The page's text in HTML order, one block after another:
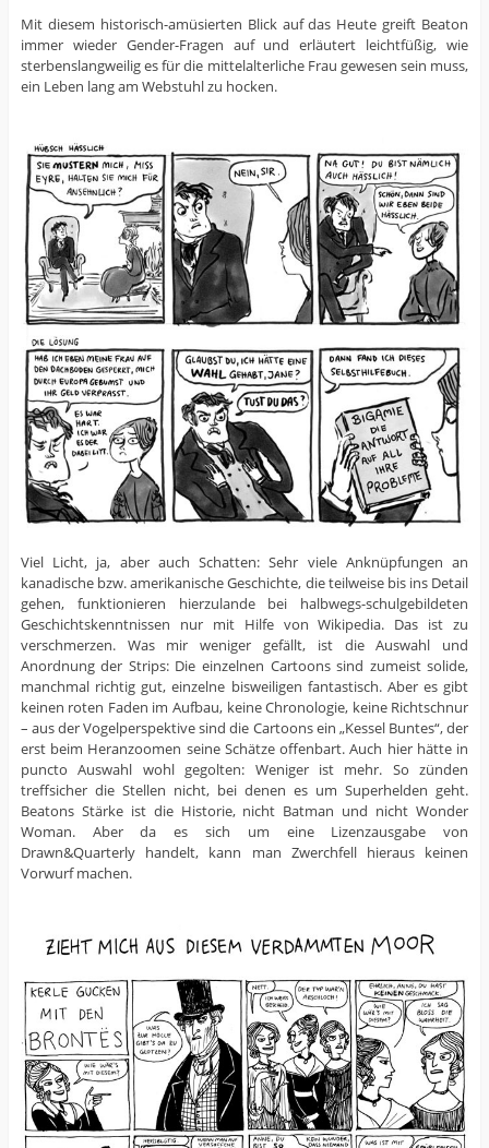
Mit diesem historisch-amüsierten Blick auf das Heute greift Beaton
immer wieder Gender-Fragen auf und erläutert leichtfüßig, wie
sterbenslangweilig es für die mittelalterliche Frau gewesen sein muss,
ein Leben lang am Webstuhl zu hocken.
Viel Licht, ja, aber auch Schatten: Sehr viele Anknüpfungen an
kanadische bzw. amerikanische Geschichte, die teilweise bis ins Detail
gehen, funktionieren hierzulande bei halbwegs-schulgebildeten
Geschichtskenntnissen nur mit Hilfe von Wikipedia. Das ist zu
verschmerzen. Was mir weniger gefällt, ist die Auswahl und
Anordnung der Strips: Die einzelnen Cartoons sind zumeist solide,
manchmal richtig gut, einzelne bisweiligen fantastisch. Aber es gibt
keinen roten Faden im Aufbau, keine Chronologie, keine Richtschnur
– aus der Vogelperspektive sind die Cartoons ein „Kessel Buntes“, der
erst beim Heranzoomen seine Schätze offenbart. Auch hier hätte in
puncto Auswahl wohl gegolten: Weniger ist mehr. So zünden
treffsicher die Stellen nicht, bei denen es um Superhelden geht.
Beatons Stärke ist die Historie, nicht Batman und nicht Wonder
Woman. Aber da es sich um eine Lizenzausgabe von
Drawn&Quarterly handelt, kann man Zwerchfell hieraus keinen
Vorwurf machen.